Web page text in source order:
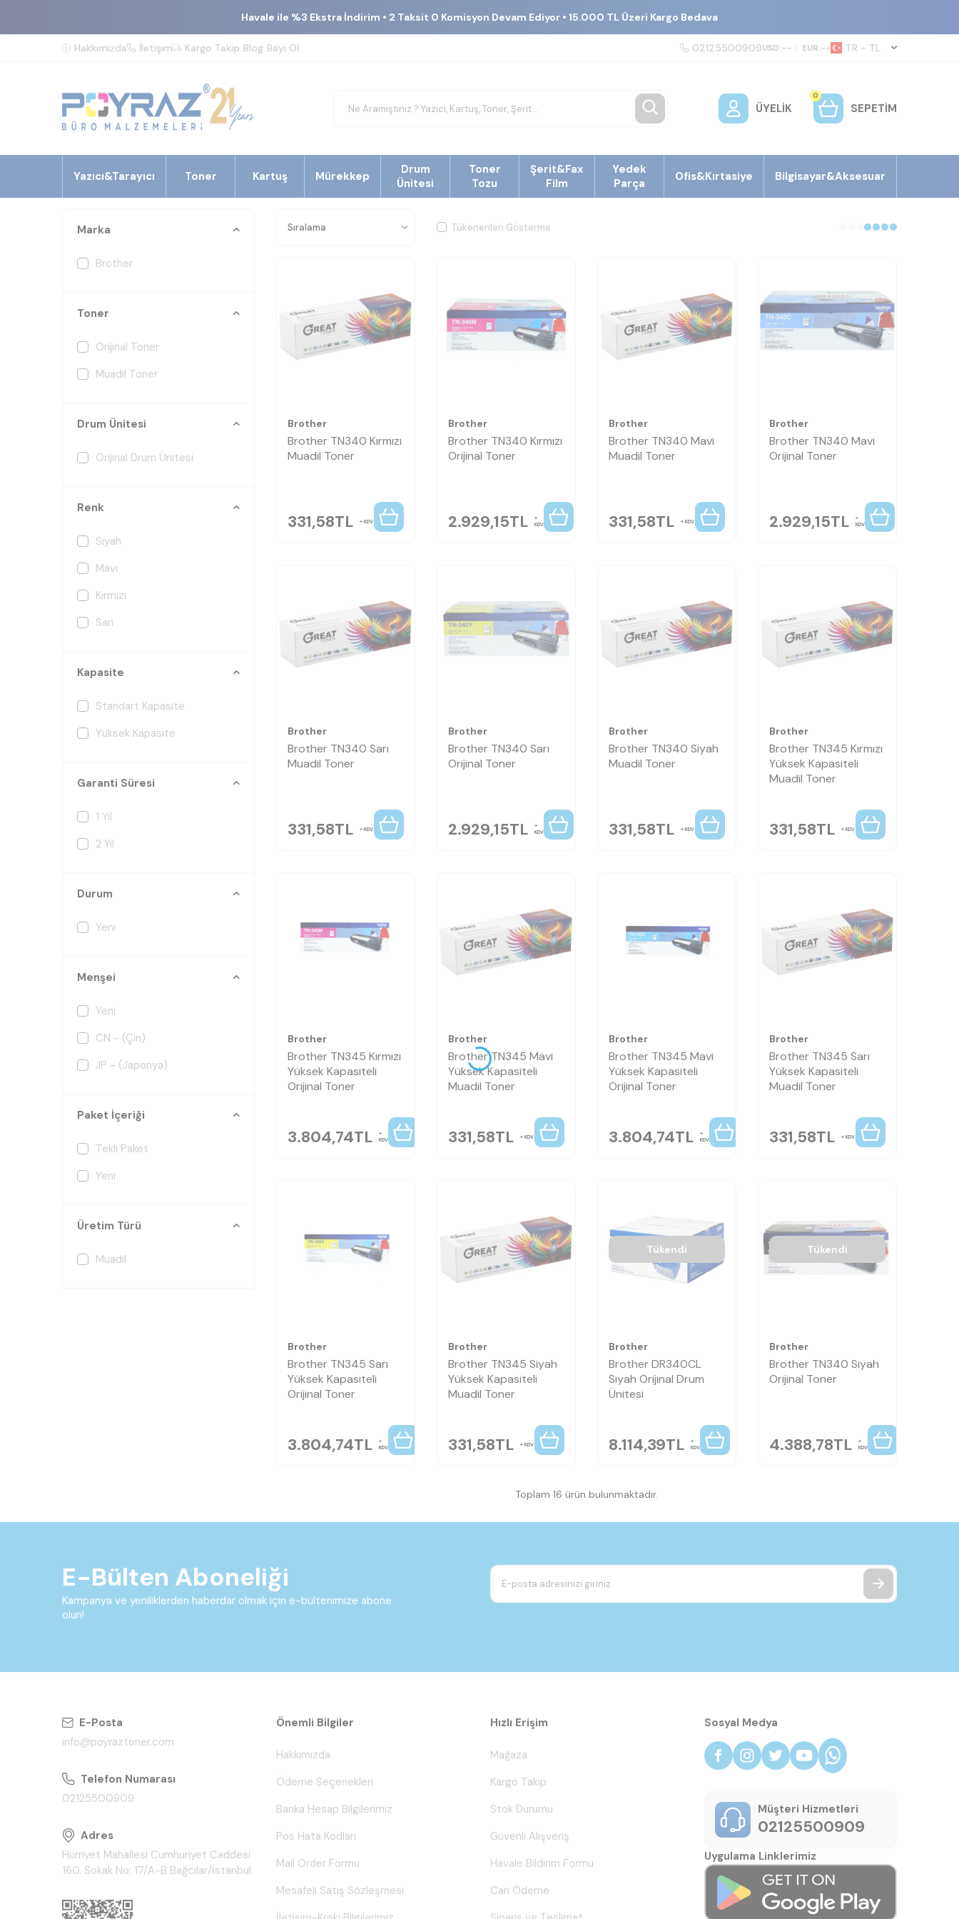
Havale ile %3 Ekstra İndirim • 2 Taksit 0 Komisyon Devam Ediyor • 15.000 TL Üzeri Kargo Bedava
Hakkımızda İletişim Kargo Takip Blog Bayi Ol 02125500909USD:-- | EUR:-- TR − TL
ÜYELIK
0
SEPETIM
Yazıcı&Tarayıcı Toner Kartuş Mürekkep
Drum
Ünitesi
Toner
Tozu
Şerit&Fax
Film
Yedek
Parça
Ofis&Kırtasiye Bilgisayar&Aksesuar
Marka
Brother
Toner
Orijinal Toner
Muadil Toner
Drum Ünitesi
Orijinal Drum Ünitesi
Renk
Siyah
Mavi
Kırmızı
Sarı
Kapasite
Standart Kapasite
Yüksek Kapasite
Garanti Süresi
1 Yıl
2 Yıl
Durum
Yeni
Menşei
Yeni
CN - (Çin)
JP - (Japonya)
Paket İçeriği
Tekli Paket
Yeni
Üretim Türü
Muadil
Tükenenleri Gösterme
Brother
Brother TN340 Kırmızı
Muadil Toner
331,58TL KDV
Brother
Brother TN340 Kırmızı
Orijinal Toner
2.929,15TL KDV
Brother
Brother TN340 Mavi
Muadil Toner
331,58TL KDV
Brother
Brother TN340 Mavi
Orijinal Toner
2.929,15TL KDV
Brother
Brother TN340 Sarı
Muadil Toner
331,58TL KDV
Brother
Brother TN340 Sarı
Orijinal Toner
2.929,15TL KDV
Brother
Brother TN340 Siyah
Muadil Toner
331,58TL KDV
Brother
Brother TN345 Kırmızı
Yüksek Kapasiteli
Muadil Toner
331,58TL KDV
Brother
Brother TN345 Kırmızı
Yüksek Kapasiteli
Orijinal Toner
3.804,74TL KDV
Brother
Brother TN345 Mavi
Yüksek Kapasiteli
Muadil Toner
331,58TL KDV
Brother
Brother TN345 Mavi
Yüksek Kapasiteli
Orijinal Toner
3.804,74TL KDV
Brother
Brother TN345 Sarı
Yüksek Kapasiteli
Muadil Toner
331,58TL KDV
Brother
Brother TN345 Sarı
Yüksek Kapasiteli
Orijinal Toner
3.804,74TL KDV
Brother
Brother TN345 Siyah
Yüksek Kapasiteli
Muadil Toner
331,58TL KDV
Tükendi
Brother
Brother DR340CL
Siyah Orijinal Drum
Ünitesi
8.114,39TL KDV
Tükendi
Brother
Brother TN340 Siyah
Orijinal Toner
4.388,78TL KDV
Toplam 16 ürün bulunmaktadır.
E-Bülten Aboneliği
Kampanya ve yeniliklerden haberdar olmak için e-bültenimize abone
olun!
E-Posta
info@poyraztoner.com
Telefon Numarası
02125500909
Adres
Hürriyet Mahallesi Cumhuriyet Caddesi
160. Sokak No: 17/A-B Bağcılar/İstanbul
Önemli Bilgiler
Hakkımızda
Ödeme Seçenekleri
Banka Hesap Bilgilerimiz
Pos Hata Kodları
Mail Order Formu
Mesafeli Satış Sözleşmesi
Hızlı Erişim
Mağaza
Kargo Takip
Stok Durumu
Güvenli Alışveriş
Havale Bildirim Formu
Cari Ödeme
Sosyal Medya
Müşteri Hizmetleri
02125500909
Uygulama Linklerimiz